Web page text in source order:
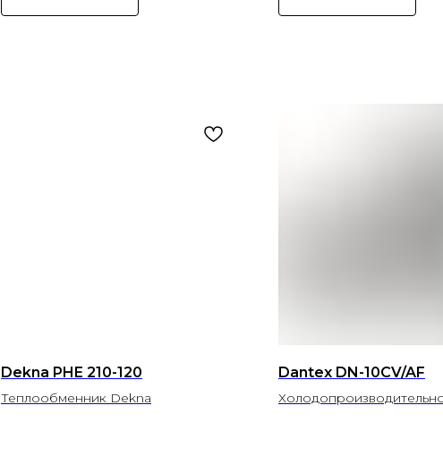
Dekna PHE 210-120
Теплообменник Dekna
Dantex DN-10CV/AF